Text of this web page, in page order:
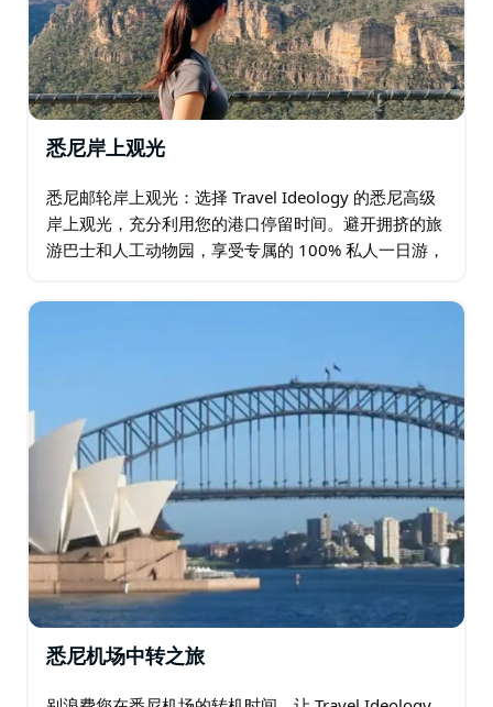
悉尼岸上观光
悉尼邮轮岸上观光：选择 Travel Ideology 的悉尼高级
岸上观光，充分利用您的港口停留时间。避开拥挤的旅
游巴士和人工动物园，享受专属的 100% 私人一日游，
海岸风光。…
悉尼机场中转之旅